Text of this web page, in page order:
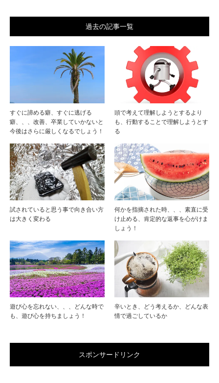
過去の記事一覧
すぐに諦める癖、すぐに逃げる
癖、、、改善、卒業していかないと
今後はさらに厳しくなるでしょう！
頭で考えて理解しようとするより
も、行動することで理解しようとす
る
試されていると思う事で向き合い方
は大きく変わる
何かを指摘された時、、、素直に受
け止める、肯定的な返事を心がけま
しょう！
遊び心を忘れない、、、どんな時で
も、遊び心を持ちましょう！
辛いとき、どう考えるか、どんな表
情で過ごしているか
スポンサードリンク